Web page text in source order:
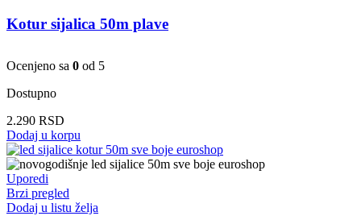
Kotur sijalica 50m plave
Ocenjeno sa 0 od 5
Dostupno
2.290 RSD
Dodaj u korpu
Uporedi
Brzi pregled
Dodaj u listu želja